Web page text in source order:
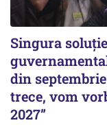
Singura
din
trece, vom
2027”